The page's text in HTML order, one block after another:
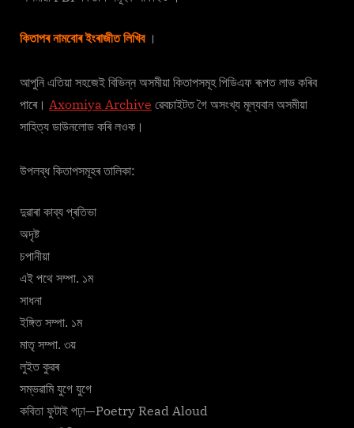
কিতাপৰ নামবোৰ ইংৰাজীত লিখিব।
আপুনি এতিয়া সহজেই বিভিন্ন অসমীয়া কিতাপসমূহ পিডিএফ ৰূপত লাভ কৰিব
পাৰে। Axomiya Archive ৱেবচাইটত গৈ অসংখ্য মূল্যবান অসমীয়া
সাহিত্য ডাউনলোড কৰি লওক।
উপলব্ধ কিতাপসমূহৰ তালিকা:
দুৱাৰা কাব্য প্ৰতিভা
অদৃষ্ট
চপানীয়া
এই পথে সম্পা. ১ম
সাধনা
ইঙ্গিত সম্পা. ১ম
মাতৃ সম্পা. ৩য়
লুইত কুৱৰ
সম্ভৱামি যুগে যুগে
কবিতা ফুটাই পঢ়া—Poetry Read Aloud